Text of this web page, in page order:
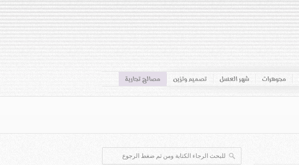
مجوهرات شهر العسل تصميم وتزين مصالح تجارية